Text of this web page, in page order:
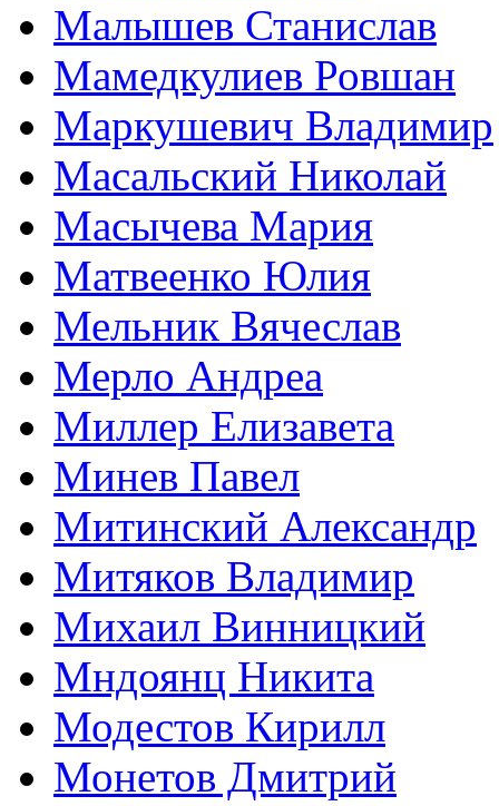
Малышев Станислав
Мамедкулиев Ровшан
Маркушевич Владимир
Масальский Николай
Масычева Мария
Матвеенко Юлия
Мельник Вячеслав
Мерло Андреа
Миллер Елизавета
Минев Павел
Митинский Александр
Митяков Владимир
Михаил Винницкий
Мндоянц Никита
Модестов Кирилл
Монетов Дмитрий